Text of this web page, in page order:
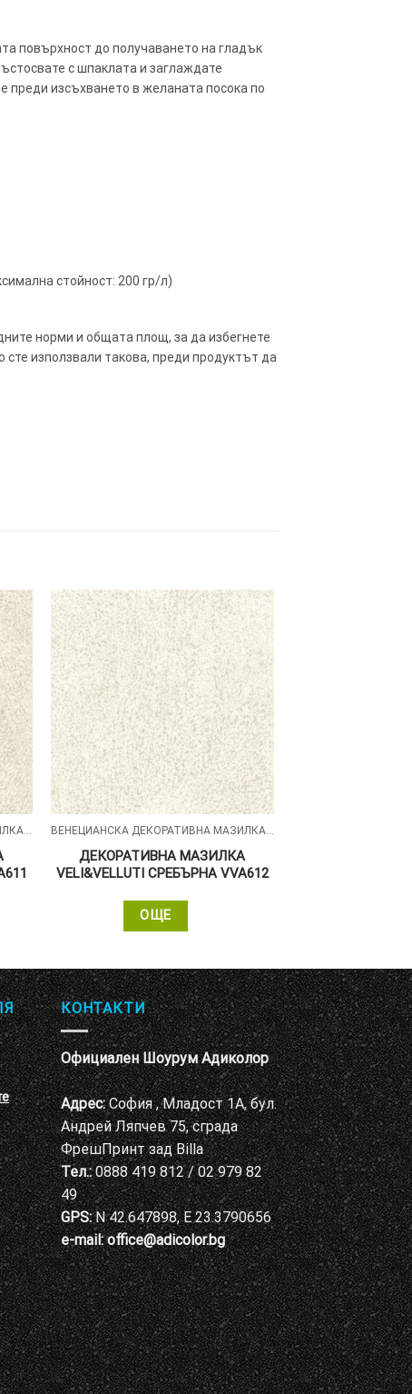
повърхност до получаването на гладък
с шпаклата и заглаждате
преди изсъхването в желаната посока по
стойност: 200 гр/л)
норми и общата площ, за да избегнете
сте използвали такова, преди продуктът да
ВЕНЕЦИАНСКА ДЕКОРАТИВНА МАЗИЛКА – VELI&VELLUTI ВЕНЕЦИАНСКА ДЕКОРАТИВНА МАЗИЛКА – VELI&VELLUTI
ДЕКОРАТИВНА МАЗИЛКА
VELI&VELLUTI СРЕБЪРНА VVA612
ОЩЕ
КОНТАКТИ
Официален Шоурум Адиколор
Адрес:София , Младост 1А, бул.
Андрей Ляпчев 75, сграда
ФрешПринт зад Billa
Тел.:0888 419 812 / 02 979 82
49
GPS:N 42.647898, E 23.3790656
e-mail: office@adicolor.bg